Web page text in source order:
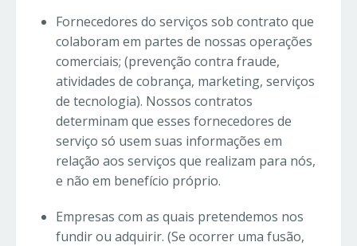
Fornecedores do serviços sob contrato que
colaboram em partes de nossas operações
comerciais; (prevenção contra fraude,
atividades de cobrança, marketing, serviços
de tecnologia). Nossos contratos
determinam que esses fornecedores de
serviço só usem suas informações em
relação aos serviços que realizam para nós,
e não em benefício próprio.
Empresas com as quais pretendemos nos
fundir ou adquirir. (Se ocorrer uma fusão,